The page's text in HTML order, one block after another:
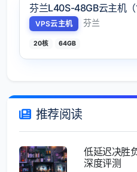
芬兰L40S-48GB云主机（
VPS云主机 芬兰
20核 64GB
推荐阅读
低延迟决胜
深度评测